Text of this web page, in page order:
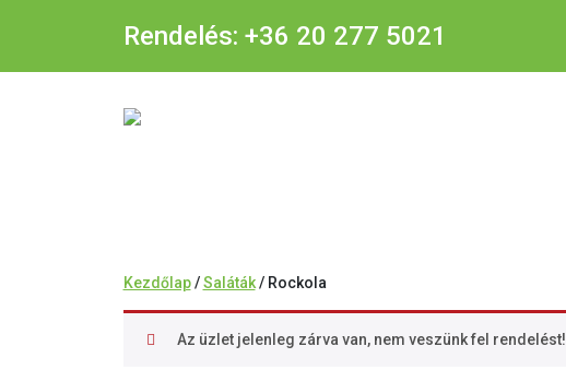
Rendelés: +36 20 277 5021
Kezdőlap/Saláták/ Rockola
Az üzlet jelenleg zárva van, nem veszünk fel rendelést!